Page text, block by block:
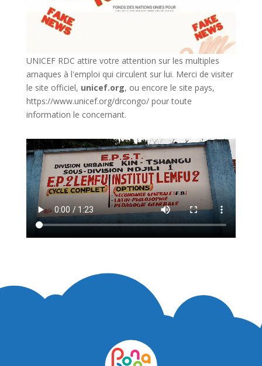
UNICEF RDC attire votre attention sur les multiples
arnaques à l'emploi qui circulent sur lui. Merci de visiter
le site officiel, unicef.org, ou encore le site pays,
https://www.unicef.org/drcongo/pour toute
information le concernant.